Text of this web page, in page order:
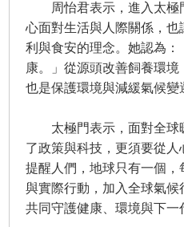
周怡君表示，進入太極
心面對生活與人際關係，
利與食安的理念。她認為：
康。」從源頭改善飼養環境
也是保護環境與減緩氣候變
太極門表示，面對全球
了政策與科技，更須要從人
提醒人們，地球只有一個
與實際行動，加入全球氣候
共同守護健康、環境與下一